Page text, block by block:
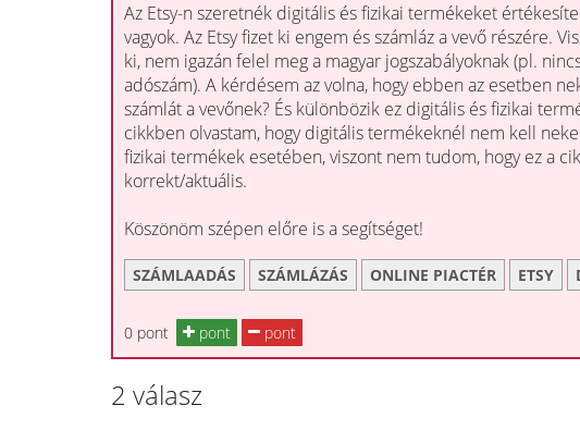
Az Etsy-n szeretnék digitális és fizikai termékeket
vagyok. Az Etsy fizet ki engem és számláz a vevő részére.
ki, nem igazán felel meg a magyar jogszabályoknak (pl.
adószám). A kérdésem az volna, hogy ebben az esetben
számlát a vevőnek? És különbözik ez digitális és fizikai
cikkben olvastam, hogy digitális termékeknél nem kell
fizikai termékek esetében, viszont nem tudom, hogy ez a
korrekt/aktuális.
Köszönöm szépen előre is a segítséget!
SZÁMLAADÁS SZÁMLÁZÁS ONLINE PIACTÉR ETSY
0 pont pont pont
2 válasz